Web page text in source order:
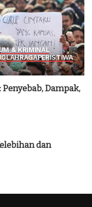
& KRIMINAL
OLAHRAGAPERISTIWA
Dampak,
dan